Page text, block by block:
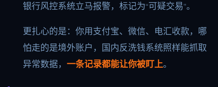
银行风控系统立马报警，标记为“可疑交易”。
更扎心的是：你用支付宝、微信、电汇收款，哪
怕走的是境外账户，国内反洗钱系统照样能抓取
异常数据， 一条记录都能让你被盯上。